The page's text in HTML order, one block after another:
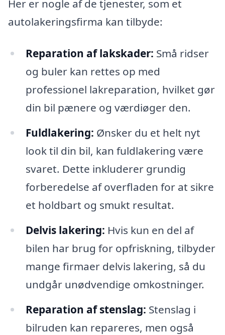
Her er nogle af de tjenester, som et
autolakeringsfirma kan tilbyde:
Reparation af lakskader: Små ridser
og buler kan rettes op med
professionel lakreparation, hvilket gør
din bil pænere og værdiøger den.
Fuldlakering: Ønsker du et helt nyt
look til din bil, kan fuldlakering være
svaret. Dette inkluderer grundig
forberedelse af overfladen for at sikre
et holdbart og smukt resultat.
Delvis lakering: Hvis kun en del af
bilen har brug for opfriskning, tilbyder
mange firmaer delvis lakering, så du
undgår unødvendige omkostninger.
Reparation af stenslag: Stenslag i
bilruden kan repareres, men også